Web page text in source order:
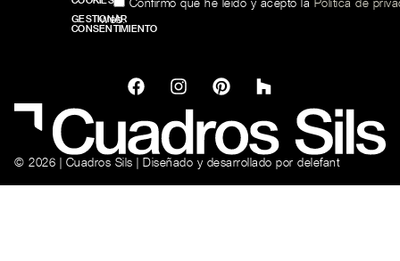
GESTIONAR
CONSENTIMIENTO
Confirmo que he leído y acepto la Política de
web.
© 2026 | Cuadros Sils | Diseñado y desarrollado por delefant